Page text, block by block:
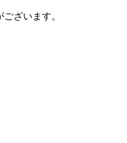
ざいます。